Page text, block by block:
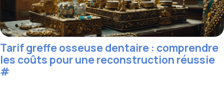
Tarif greffe osseuse dentaire : comprendre
les coûts pour une reconstruction réussie
#